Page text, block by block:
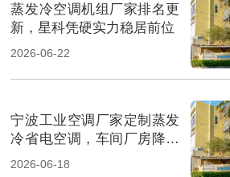
蒸发冷空调机组厂家排名更
新，星科凭硬实力稳居前位
2026-06-22
宁波工业空调厂家定制蒸发
冷省电空调，车间厂房降温
省电
2026-06-18